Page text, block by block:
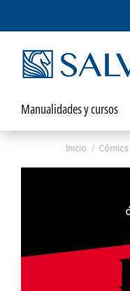
Manualidades y cursos
Inicio